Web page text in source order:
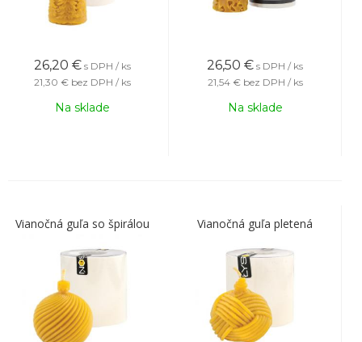
26,20 € s DPH / ks
21,30 € bez DPH / ks
Na sklade
26,50 € s DPH / ks
21,54 € bez DPH / ks
Na sklade
Vianočná guľa so špirálou Vianočná guľa pletená